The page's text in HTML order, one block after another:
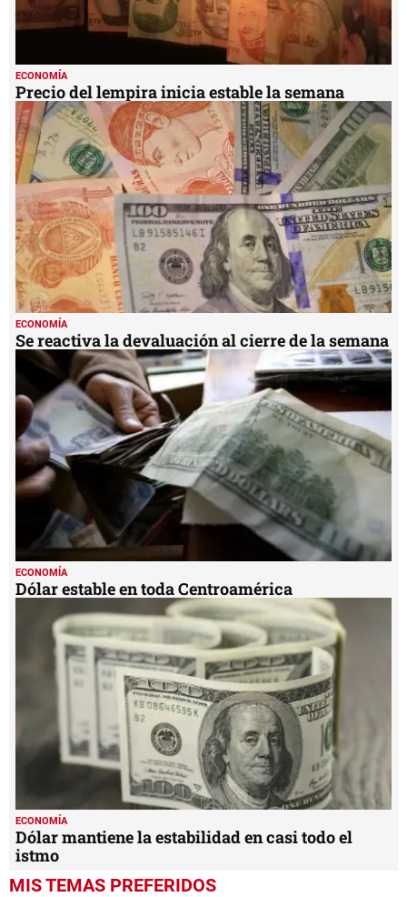
ECONOMÍA
Precio del lempira inicia estable la semana
ECONOMÍA
Se reactiva la devaluación al cierre de la semana
ECONOMÍA
Dólar estable en toda Centroamérica
ECONOMÍA
Dólar mantiene la estabilidad en casi todo el
istmo
MIS TEMAS PREFERIDOS